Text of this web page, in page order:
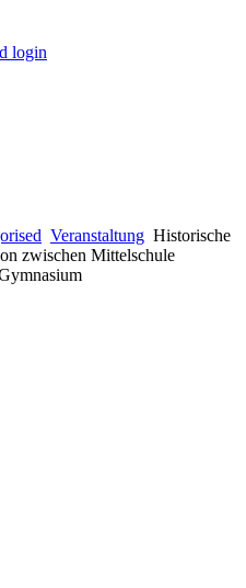
login
Veranstaltung Historische
zwischen Mittelschule